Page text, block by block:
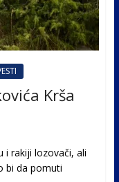
Krša
i rakiji lozovači, ali
bi da pomuti